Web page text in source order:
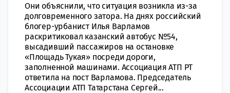
Они объяснили, что ситуация возникла из-за
долговременного затора. На днях российский
блогер-урбанист Илья Варламов
раскритиковал казанский автобус №54,
высадивший пассажиров на остановке
«Площадь Тукая» посреди дороги,
заполненной машинами. Ассоциация АТП РТ
ответила на пост Варламова. Председатель
Ассоциации АТП Татарстана Сергей...